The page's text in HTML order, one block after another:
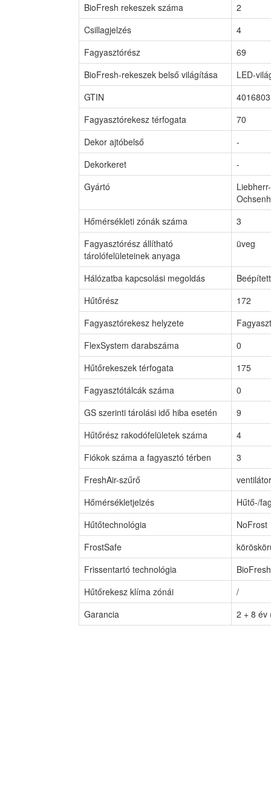
BioFresh rekeszek száma
2
Csillagjelzés
4
Fagyasztórész
69
BioFresh-rekeszek belső világítása
LED-
GTIN
Fagyasztórekesz térfogata
70
Dekor ajtóbelső
-
Dekorkeret
-
Gyártó
Hőmérsékleti zónák száma
3
Fagyasztórész állítható
tárolófelületeinek anyaga
üveg
Hálózatba kapcsolási megoldás
Hűtőrész
172
Fagyasztórekesz helyzete
FlexSystem darabszáma
0
Hűtőrekeszek térfogata
175
Fagyasztótálcák száma
0
GS szerinti tárolási idő hiba esetén
9
Hűtőrész rakodófelületek száma
4
Fiókok száma a fagyasztó térben
3
FreshAir-szűrő
Hőmérsékletjelzés
Hűtő-/
Hűtőtechnológia
NoFrost
FrostSafe
Frissentartó technológia
BioFresh
Hűtőrekesz klíma zónái
/
Garancia
2 + 8 év